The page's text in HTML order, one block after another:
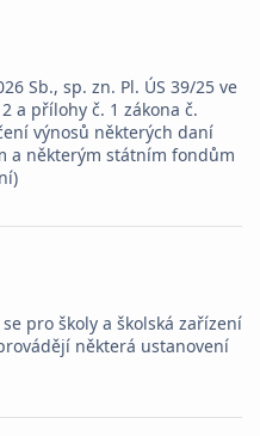
Sb., sp. zn. Pl. ÚS 39/25 ve
a přílohy č. 1 zákona č.
výnosů některých daní
a některým státním fondům
pro školy a školská zařízení
některá ustanovení